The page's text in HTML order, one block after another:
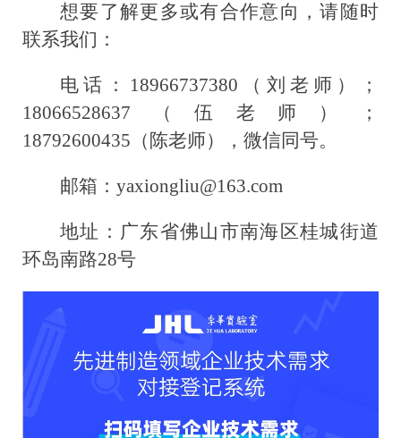
想要了解更多或有合作意向，请随时
联系我们：
电话：18966737380（刘老师）；
18066528637（伍老师）；
18792600435（陈老师），微信同号。
邮箱：yaxiongliu@163.com
地址：广东省佛山市南海区桂城街道
环岛南路28号